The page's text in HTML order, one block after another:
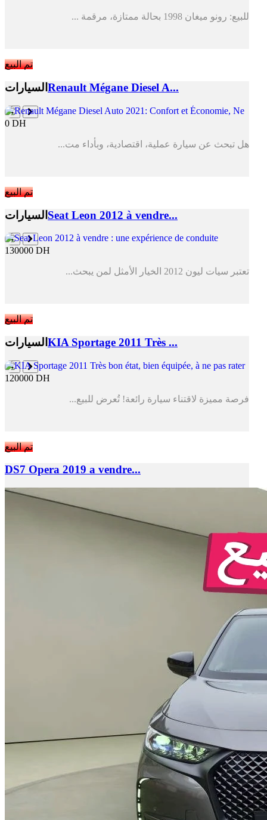
للبيع: رونو ميغان 1998 بحالة ممتازة، مرقمة ...
تم البيع
السيارات Renault Mégane Diesel A...
0 DH
هل تبحث عن سيارة عملية، اقتصادية، وبأداء مت...
تم البيع
السيارات Seat Leon 2012 à vendre...
130000 DH
تعتبر سيات ليون 2012 الخيار الأمثل لمن يبحث...
تم البيع
السيارات KIA Sportage 2011 Très ...
120000 DH
فرصة مميزة لاقتناء سيارة رائعة! تُعرض للبيع...
تم البيع
DS7 Opera 2019 a vendre...